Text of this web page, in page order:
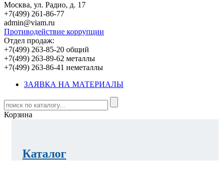
Москва, ул. Радио, д. 17
+7(499) 261-86-77
admin@viam.ru
Противодействие коррупции
Отдел продаж:
+7(499) 263-85-20 общий
+7(499) 263-89-62 металлы
+7(499) 263-86-41 неметаллы
ЗАЯВКА НА МАТЕРИАЛЫ
Корзина
Каталог